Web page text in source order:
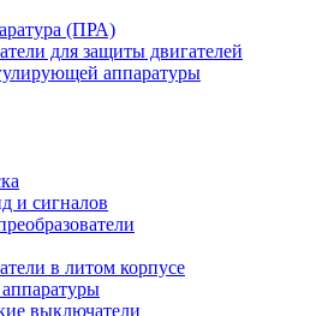
(ПРА)
для защиты двигателей
аппаратуры
и сигналов
в литом корпусе
выключатели